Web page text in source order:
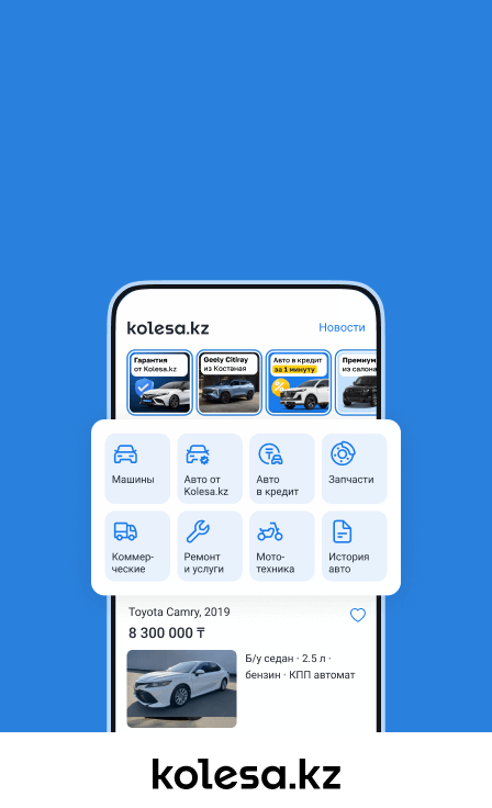
ГАЗ ГАЗель 2013 года
12 000 000 ₸
Объявление находится в архиве и может быть
Уральск, Западно-
Казахстанская область
1994 - н.в. 1 поколение
Пикап
Объем двигателя, л
Пробег
Механика